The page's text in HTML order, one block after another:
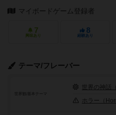
マイボードゲーム登録者
7
興味あり
8
経験あり
テーマ/フレーバー
世界観/基本テーマ
世界の神話
ホラー（